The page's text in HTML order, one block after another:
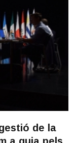
de la